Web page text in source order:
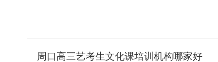
周口高三艺考生文化课培训机构哪家好